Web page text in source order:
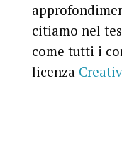
citiamo nel
come tutti i
licenza